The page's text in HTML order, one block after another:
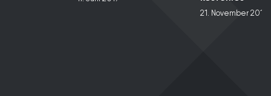
21. November 2018